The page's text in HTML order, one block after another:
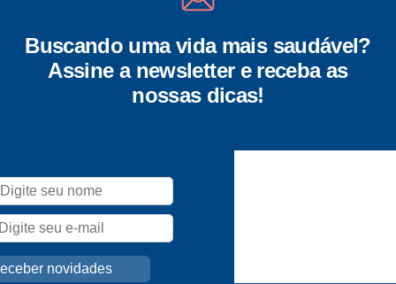
Buscando uma vida mais saudável?
Assine a newsletter e receba as
nossas dicas!